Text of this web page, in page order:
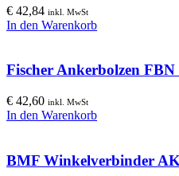
€ 42,84 inkl. MwSt
In den Warenkorb
Fischer Ankerbolzen
€ 42,60 inkl. MwSt
In den Warenkorb
BMF Winkelverbinder